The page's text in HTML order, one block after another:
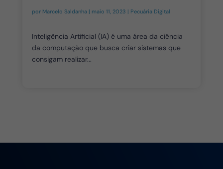
por Marcelo Saldanha| maio 11, 2023 | Pecuária Digital
Inteligência Artificial (IA) é uma área da ciência
da computação que busca criar sistemas que
consigam realizar...